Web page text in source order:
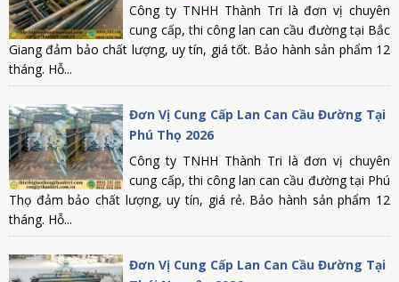
Công ty TNHH Thành Tri là đơn vị chuyên
cung cấp, thi công lan can cầu đường tại Bắc
Giang đảm bảo chất lượng, uy tín, giá tốt. Bảo hành sản phẩm 12
tháng. Hỗ...
Đơn Vị Cung Cấp Lan Can Cầu Đường Tại
Phú Thọ 2026
Công ty TNHH Thành Tri là đơn vị chuyên
cung cấp, thi công lan can cầu đường tại Phú
Thọ đảm bảo chất lượng, uy tín, giá rẻ. Bảo hành sản phẩm 12
tháng. Hỗ...
Đơn Vị Cung Cấp Lan Can Cầu Đường Tại